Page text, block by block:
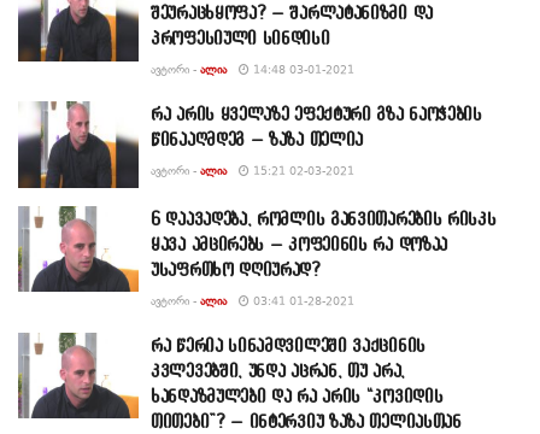
შეურაცხყოფა? – შარლატანიზმი და
პროფესიული სინდისი
ᲐᲕᲢᲝᲠᲘ - ᲐᲚᲘᲐ 14:48 03-01-2021
რა არის ყველაზე ეფექტური გზა ნაოჭების
წინააღმდეგ – ზაზა თელია
ᲐᲕᲢᲝᲠᲘ - ᲐᲚᲘᲐ 15:21 02-03-2021
6 დაავადება, რომლის განვითარების რისკს
ყავა ამცირებს – კოფეინის რა დოზაა
უსაფრთხო დღიურად?
ᲐᲕᲢᲝᲠᲘ - ᲐᲚᲘᲐ 03:41 01-28-2021
რა წერია სინამდვილეში ვაქცინის
კვლევებში, უნდა აცრან, თუ არა,
ხანდაზმულები და რა არის “კოვიდის
თითები”? – ინტერვიუ ზაზა თელიასთან